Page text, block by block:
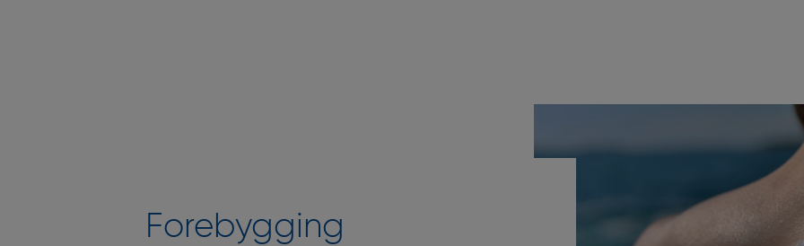
Forebygging